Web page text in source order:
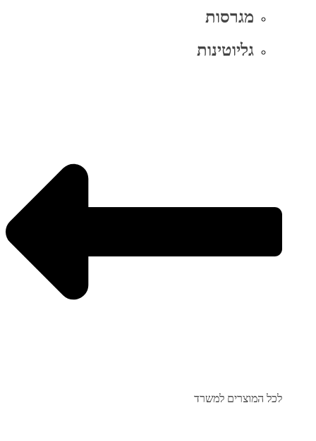
מגרסות
גליוטינות
לכל המוצרים למשרד